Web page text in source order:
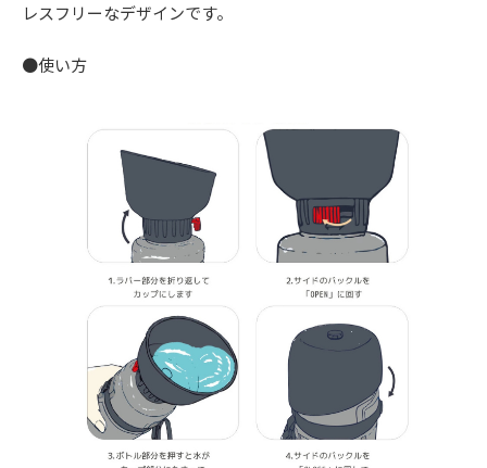
レスフリーなデザインです。
●使い方